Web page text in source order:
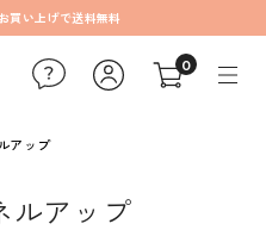
い上げで送料無料
0
アップ
ルアップ